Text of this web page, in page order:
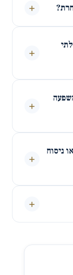
+
+
+
ניסוח
+
+